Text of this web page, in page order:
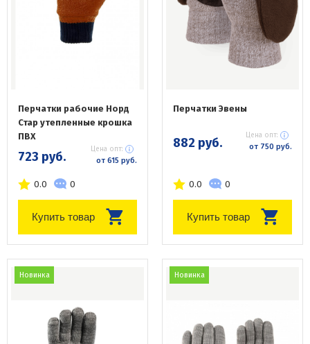
Перчатки рабочие Норд
Стар утепленные крошка
ПВХ
723 руб. Цена опт:
от 615 руб.
0.0 0
Купить товар
Перчатки Эвены
882 руб. Цена опт:
от 750 руб.
0.0 0
Купить товар
Новинка Новинка